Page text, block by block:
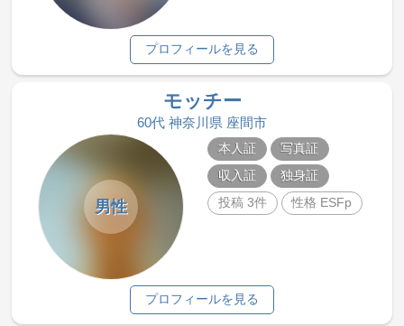
プロフィールを見る
モッチー
60代 神奈川県 座間市
男性
本人証
写真証
収入証
独身証
投稿 3件
性格 ESFp
プロフィールを見る